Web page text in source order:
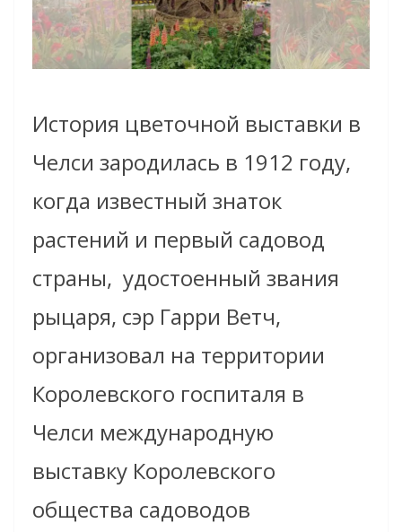
История цветочной выставки в
Челси зародилась в 1912 году,
когда известный знаток
растений и первый садовод
страны, удостоенный звания
рыцаря, сэр Гарри Ветч,
организовал на территории
Королевского госпиталя в
Челси международную
выставку Королевского
общества садоводов